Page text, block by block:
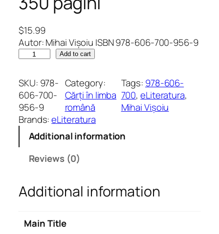
$15.99
Autor: Mihai Vișoiu ISBN 978-606-700-956-9
a
I
u
d
e
U
n
z
Add to cart
SKU: 978-
606-700-
956-9
Category:
Cărți în limba
română
Tags: 978-606-
700, eLiteratura
Mihai Vișoiu
Brands:eLiteratura
Additional information
Reviews (0)
Additional information
Main Title